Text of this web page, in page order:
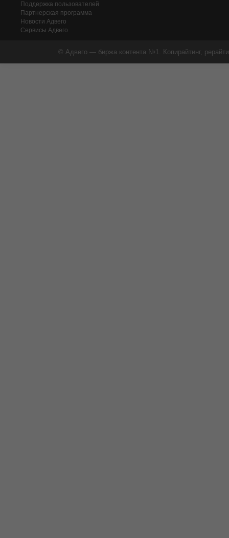
Поддержка пользователей
Партнерская программа
Новости Адвего
Сервисы Адвего
© Адвего — биржа контента №1. Копирайтинг,